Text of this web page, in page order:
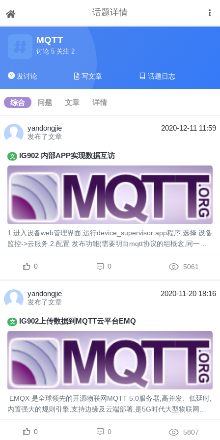
话题详情
下拉刷新
MQTT
讨论 5 关注 2
发讨论 写文章 话题日志
综合 问题 文章 详情
yandongjie
发布了文章
2020-12-11 11:59
文 IG902 内部APP实现数据互访
1.进入设备web管理界面,运行device_supervisor app程序,选择 设备
监控->云服务.2.配置 发布功能(需要明白mqtt协议的组概念,同一组
0
0 5061
yandongjie
发布了文章
2020-11-20 18:16
文 IG902上传数据到MQTT云平台EMQ
EMQX 是全球领先的开源物联网MQTT 5.0服务器,高并发、低延时,
内置强大的规则引擎,支持边缘及云端部署,是5G时代大型物联网应
EMQ服务器，帮助您快速搭建IIoT计算...
0 0 5807